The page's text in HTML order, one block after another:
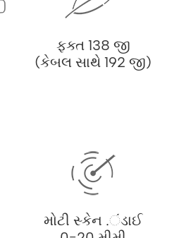
ફક્ત 138 જી
(કેબલ સાથે 192 જી)
મોટી સ્કેન .ંડાઈ